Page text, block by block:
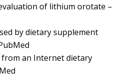
of lithium orotate –
by dietary supplement
an Internet dietary